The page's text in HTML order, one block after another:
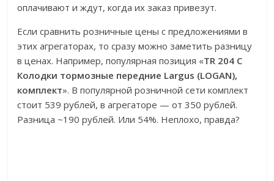
оплачивают и ждут, когда их заказ привезут.
Если сравнить розничные цены с предложениями в
этих агрегаторах, то сразу можно заметить разницу
в ценах. Например, популярная позиция «TR 204 C
Колодки тормозные передние Largus (LOGAN),
комплект». В популярной розничной сети комплект
стоит 539 рублей, в агрегаторе — от 350 рублей.
Разница ~190 рублей. Или 54%. Неплохо, правда?